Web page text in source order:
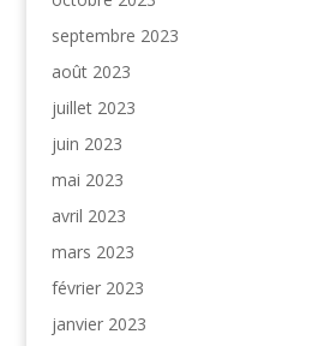
septembre 2023
août 2023
juillet 2023
juin 2023
mai 2023
avril 2023
mars 2023
février 2023
janvier 2023